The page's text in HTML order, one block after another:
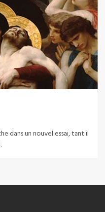
dans un nouvel essai, tant il